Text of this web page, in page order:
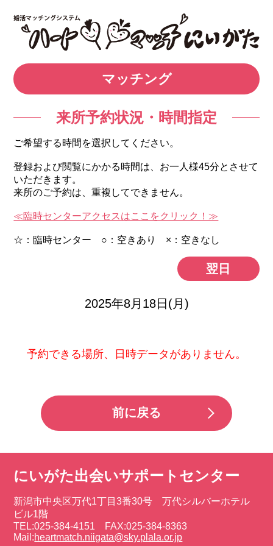
マッチング
来所予約状況・時間指定
ご希望する時間を選択してください。
登録および閲覧にかかる時間は、お一人様45分とさせて
いただきます。
来所のご予約は、重複してできません。
≪臨時センターアクセスはここをクリック！≫
☆：臨時センター ○：空きあり ×：空きなし
翌日
2025年8月18日(月)
予約できる場所、日時データがありません。
前に戻る
にいがた出会いサポートセンター
新潟市中央区万代1丁目3番30号 万代シルバーホテル
ビル1階
TEL:025-384-4151 FAX:025-384-8363
Mail:heartmatch.niigata@sky.plala.or.jp